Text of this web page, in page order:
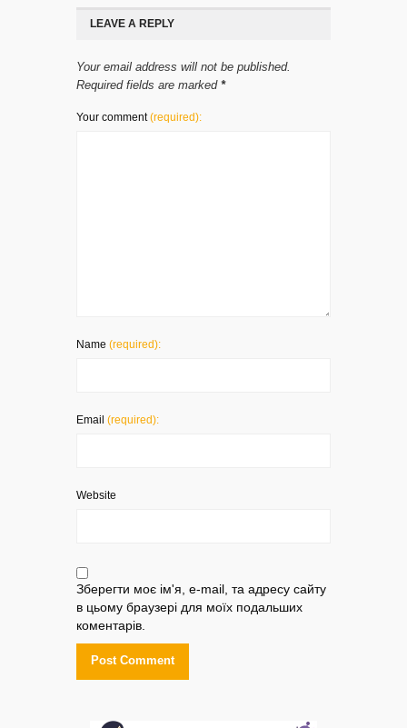
LEAVE A REPLY
Your email address will not be published.
Required fields are marked *
Your comment(required):
Name (required):
Email (required):
Website
Зберегти моє ім'я, e-mail, та адресу сайту
в цьому браузері для моїх подальших
коментарів.